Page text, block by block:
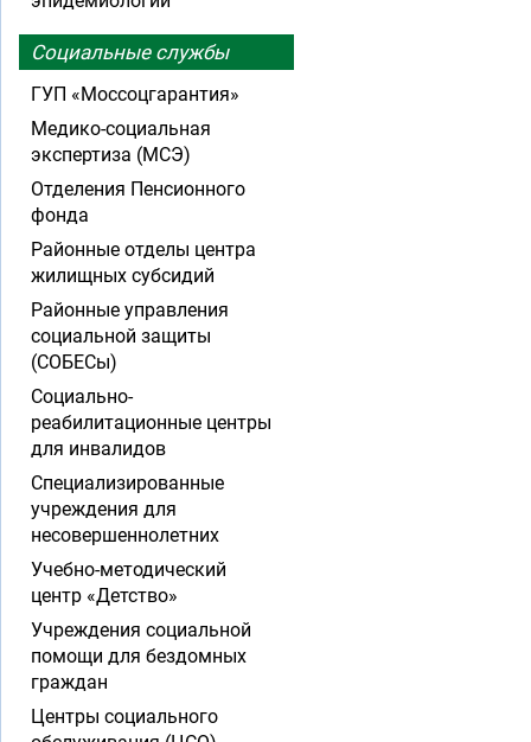
Социальные службы
ГУП «Моссоцгарантия»
Медико-социальная
экспертиза (МСЭ)
Отделения Пенсионного
фонда
Районные отделы центра
жилищных субсидий
Районные управления
социальной защиты
(СОБЕСы)
Социально-
реабилитационные центры
для инвалидов
Специализированные
учреждения для
несовершеннолетних
Учебно-методический
центр «Детство»
Учреждения социальной
помощи для бездомных
граждан
Центры социального